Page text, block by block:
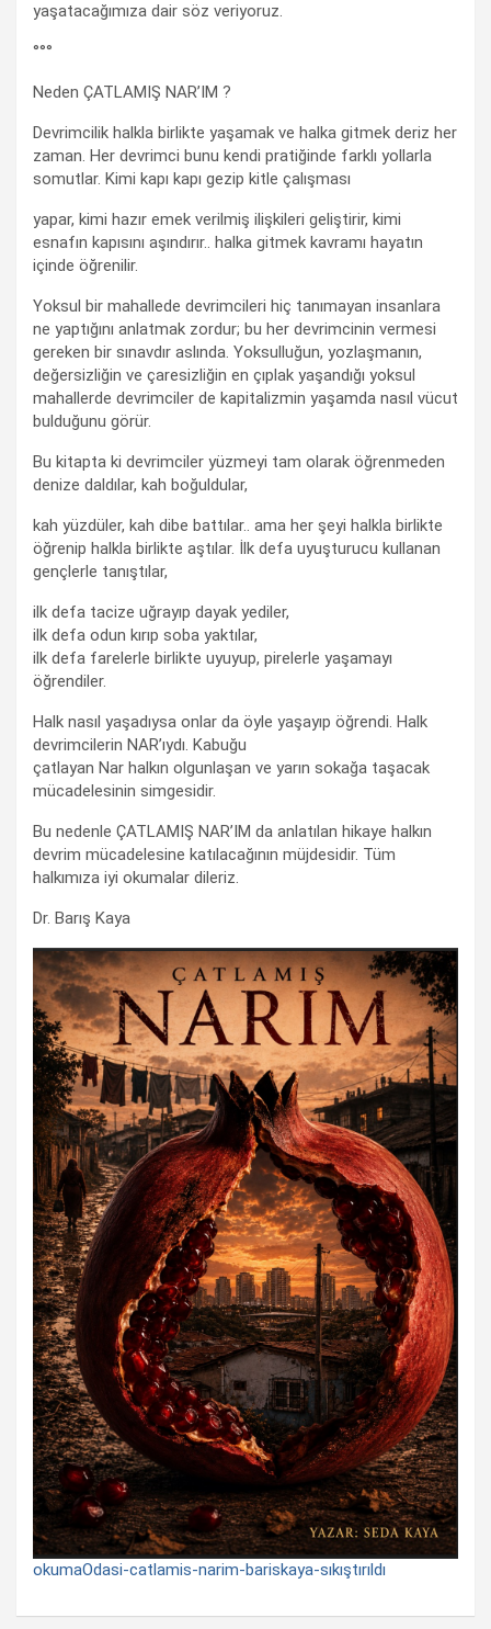
yaşatacağımıza dair söz veriyoruz.
°°°
Neden ÇATLAMIŞ NAR’IM ?
Devrimcilik halkla birlikte yaşamak ve halka gitmek deriz her
zaman. Her devrimci bunu kendi pratiğinde farklı yollarla
somutlar. Kimi kapı kapı gezip kitle çalışması
yapar, kimi hazır emek verilmiş ilişkileri geliştirir, kimi
esnafın kapısını aşındırır.. halka gitmek kavramı hayatın
içinde öğrenilir.
Yoksul bir mahallede devrimcileri hiç tanımayan insanlara
ne yaptığını anlatmak zordur; bu her devrimcinin vermesi
gereken bir sınavdır aslında. Yoksulluğun, yozlaşmanın,
değersizliğin ve çaresizliğin en çıplak yaşandığı yoksul
mahallerde devrimciler de kapitalizmin yaşamda nasıl vücut
bulduğunu görür.
Bu kitapta ki devrimciler yüzmeyi tam olarak öğrenmeden
denize daldılar, kah boğuldular,
kah yüzdüler, kah dibe battılar.. ama her şeyi halkla birlikte
öğrenip halkla birlikte aştılar. İlk defa uyuşturucu kullanan
gençlerle tanıştılar,
ilk defa tacize uğrayıp dayak yediler,
ilk defa odun kırıp soba yaktılar,
ilk defa farelerle birlikte uyuyup, pirelerle yaşamayı
öğrendiler.
Halk nasıl yaşadıysa onlar da öyle yaşayıp öğrendi. Halk
devrimcilerin NAR’ıydı. Kabuğu
çatlayan Nar halkın olgunlaşan ve yarın sokağa taşacak
mücadelesinin simgesidir.
Bu nedenle ÇATLAMIŞ NAR’IM da anlatılan hikaye halkın
devrim mücadelesine katılacağının müjdesidir. Tüm
halkımıza iyi okumalar dileriz.
Dr. Barış Kaya
okumaOdasi-catlamis-narim-bariskaya-sıkıştırıldı